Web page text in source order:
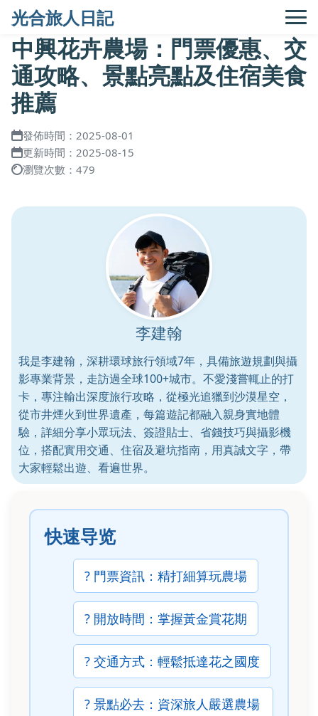
光合旅人日記
中興花卉農場：門票優惠、交
通攻略、景點亮點及住宿美食
推薦
發佈時間：2025-08-01
更新時間：2025-08-15
瀏覽次數：479
李建翰
我是李建翰，深耕環球旅行領域7年，具備旅遊規劃與攝
影專業背景，走訪過全球100+城市。不愛淺嘗輒止的打
卡，專注輸出深度旅行攻略，從極光追獵到沙漠星空，
從市井煙火到世界遺產，每篇遊記都融入親身實地體
驗，詳細分享小眾玩法、簽證貼士、省錢技巧與攝影機
位，搭配實用交通、住宿及避坑指南，用真誠文字，帶
大家輕鬆出遊、看遍世界。
快速导览
? 門票資訊：精打細算玩農場
? 開放時間：掌握黃金賞花期
? 交通方式：輕鬆抵達花之國度
? 景點必去：資深旅人嚴選農場